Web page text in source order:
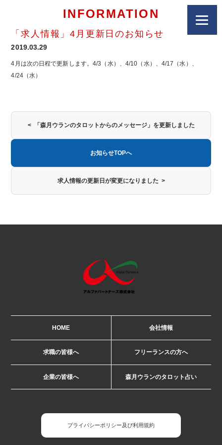
INFORMATION
「求人情報」4月更新日のお知らせ
2019.03.29
4月は次の日程で更新します。4/3（水）、4/10（水）、4/17（水）、
4/24（水）
< 「森月ウランのタロットからのメッセージ」を更新しました
お知らせTOPへ
求人情報の更新日が変更になりました >
HOME 会社情報
求職の皆様へ フリーランスの方へ
企業の皆様へ 森月ウランのタロット占い
プライバシーポリシー及び利用規約